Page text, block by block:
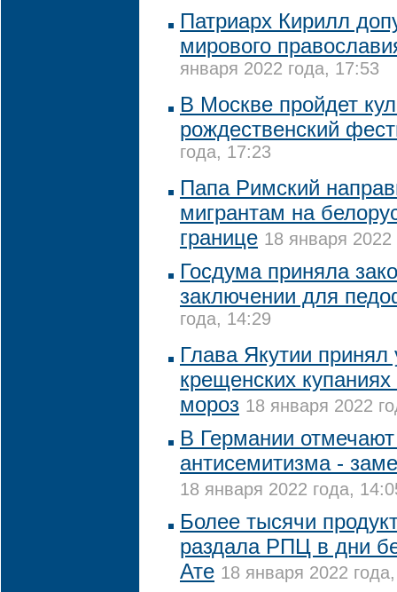
Патриарх Кирилл
мирового
января 2022 года, 17:53
В Москве пройдет
рождественский
года, 17:23
Папа Римский
мигрантам на
границе 18 января 2022
Госдума приняла
заключении для
года, 14:29
Глава Якутии принял
крещенских
мороз 18 января 2022
В Германии отмечают
антисемитизма -
18 января 2022 года,
Более тысячи
раздала РПЦ в дни
Ате 18 января 2022